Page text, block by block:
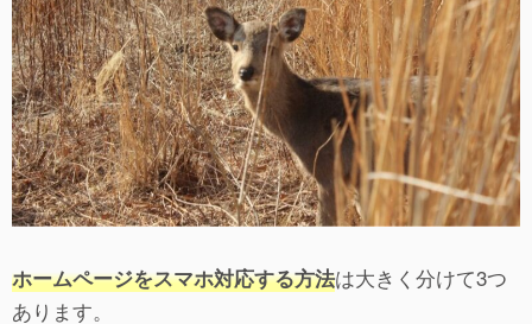
ホームページをスマホ対応する方法は大きく分けて3つ
あります。